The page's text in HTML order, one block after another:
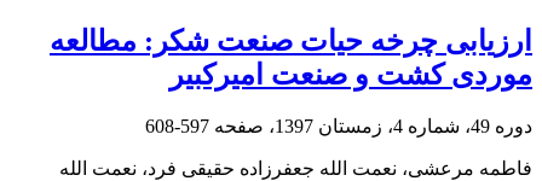
ارزیابی چرخه حیات صنعت شکر: مطالعه
موردی کشت و صنعت امیرکبیر
دوره 49، شماره 4، زمستان 1397، صفحه 597-608
فاطمه مرعشی، نعمت الله جعفرزاده حقیقی فرد، نعمت الله